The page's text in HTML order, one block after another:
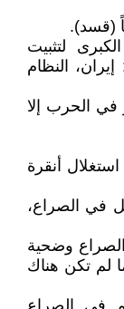
لتثبيت
النظام
في الحرب إلا
أنقرة
في الصراع،
وضحية
لم تكن هناك